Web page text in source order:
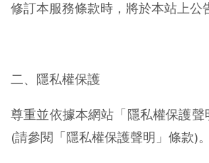
修訂本服務條款時，將於本站上公
二、隱私權保護
尊重並依據本網站「隱私權保護聲
(請參閱「隱私權保護聲明」條款)。